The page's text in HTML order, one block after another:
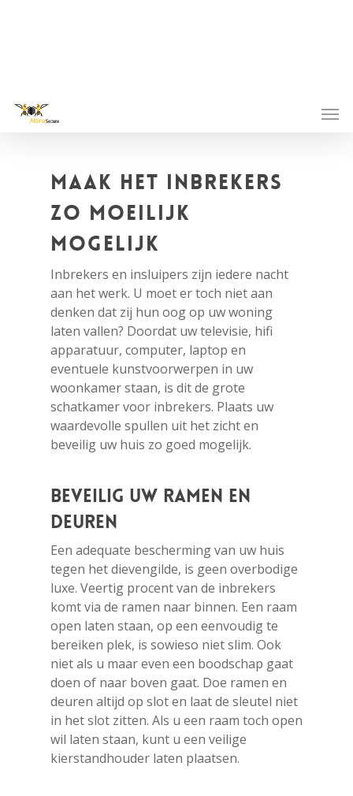
Maak het inbrekers
zo moeilijk
mogelijk
Inbrekers en insluipers zijn iedere nacht
aan het werk. U moet er toch niet aan
denken dat zij hun oog op uw woning
laten vallen? Doordat uw televisie, hifi
apparatuur, computer, laptop en
eventuele kunstvoorwerpen in uw
woonkamer staan, is dit de grote
schatkamer voor inbrekers. Plaats uw
waardevolle spullen uit het zicht en
beveilig uw huis zo goed mogelijk.
Beveilig uw ramen en
deuren
Een adequate bescherming van uw huis
tegen het dievengilde, is geen overbodige
luxe. Veertig procent van de inbrekers
komt via de ramen naar binnen. Een raam
open laten staan, op een eenvoudig te
bereiken plek, is sowieso niet slim. Ook
niet als u maar even een boodschap gaat
doen of naar boven gaat. Doe ramen en
deuren altijd op slot en laat de sleutel niet
in het slot zitten. Als u een raam toch open
wil laten staan, kunt u een veilige
kierstandhouder laten plaatsen.